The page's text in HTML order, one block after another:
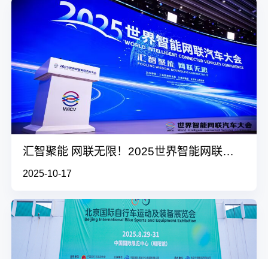
汇智聚能 网联无限！2025世界智能网联汽车大会展示汽车领域新模式！
2025-10-17